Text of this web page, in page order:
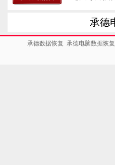
承德
承德数据恢复 承德电脑数据恢复